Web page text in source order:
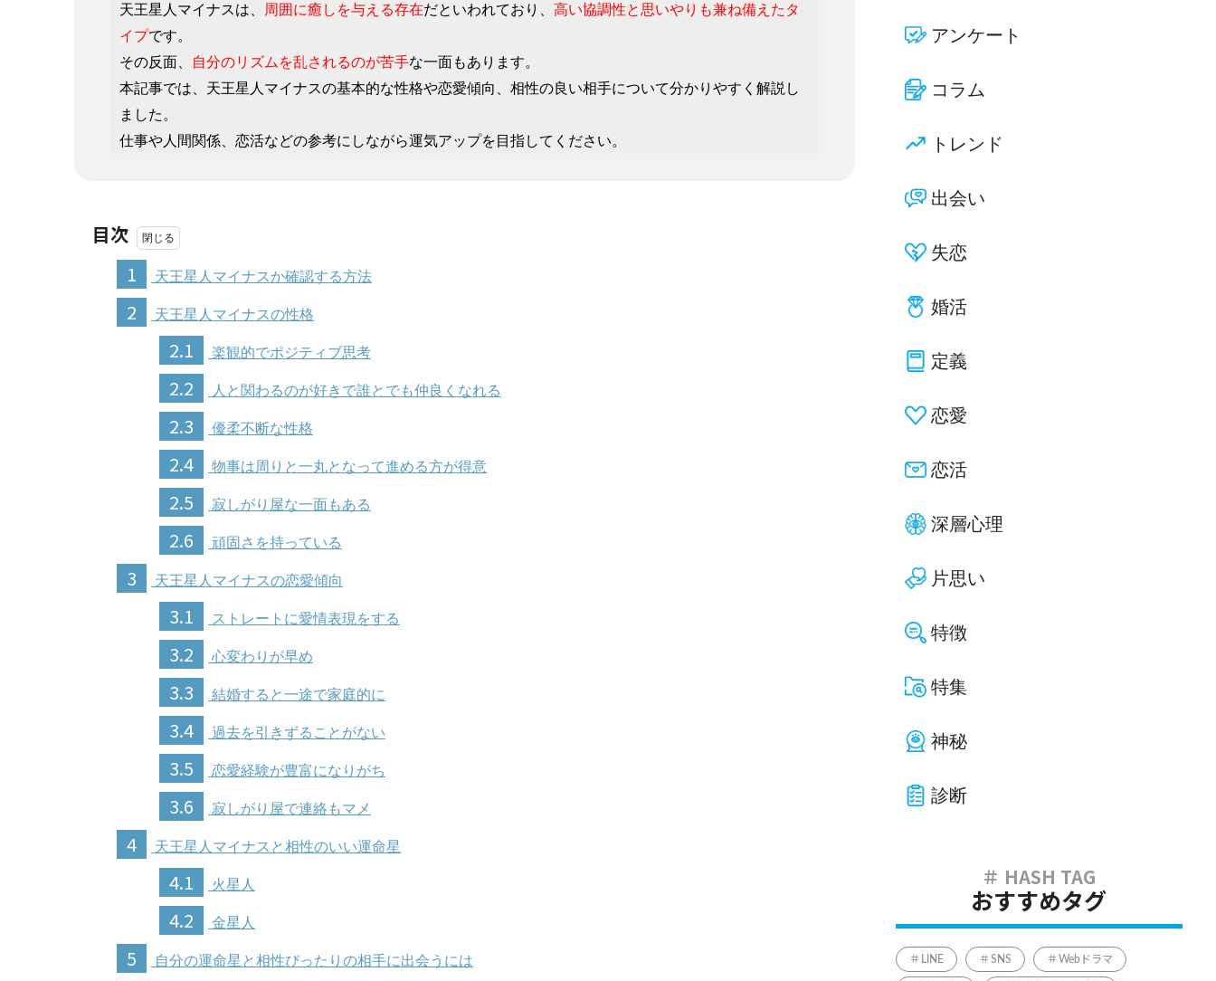
天王星人マイナスは、
周囲に癒しを与える存在だといわれており、 高い協調性と思いやりも兼ね備えたタ
イプです。
その反面、
自分のリズムを乱されるのが苦手な一面もあります。
本記事では、天王星人マイナスの基本的な性格や恋愛傾向、相性の良い相手について分かりやすく解説し
ました。
仕事や人間関係、恋活などの参考にしながら運気アップを目指してください。
目次
1
天王星人マイナスか確認する方法
2 天王星人マイナスの性格
2.1 楽観的でポジティブ思考
2.2 人と関わるのが好きで誰とでも仲良くなれる
2.3 優柔不断な性格
2.4 物事は周りと一丸となって進める方が得意
2.5 寂しがり屋な一面もある
2.6 頑固さを持っている
3 天王星人マイナスの恋愛傾向
3.1 ストレートに愛情表現をする
3.2 心変わりが早め
3.3 結婚すると一途で家庭的に
3.4 過去を引きずることがない
3.5 恋愛経験が豊富になりがち
3.6 寂しがり屋で連絡もマメ
4 天王星人マイナスと相性のいい運命星
4.1 火星人
4.2 金星人
5 自分の運命星と相性ぴったりの相手に出会うには
アンケート
コラム
トレンド
出会い
失恋
婚活
定義
恋愛
恋活
深層心理
片思い
特徴
特集
神秘
診断
おすすめタグ
LINE SNS Webドラマ